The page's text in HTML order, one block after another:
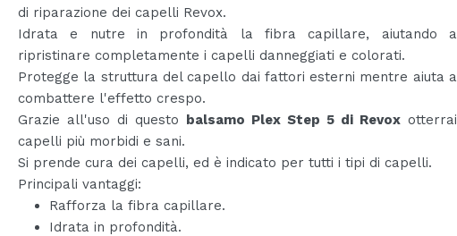
di riparazione dei capelli Revox.
Idrata e nutre in profondità la fibra capillare, aiutando a
ripristinare completamente i capelli danneggiati e colorati.
Protegge la struttura del capello dai fattori esterni mentre aiuta a
combattere l'effetto crespo.
Grazie all'uso di questo balsamo Plex Step 5 di Revox otterrai
capelli più morbidi e sani.
Si prende cura dei capelli, ed è indicato per tutti i tipi di capelli.
Principali vantaggi:
Rafforza la fibra capillare.
Idrata in profondità.